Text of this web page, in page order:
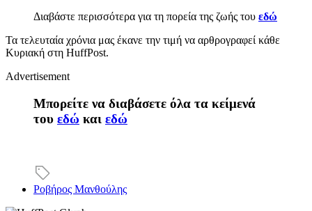
Διαβάστε περισσότερα για τη πορεία της ζωής του εδώ
Τα τελευταία χρόνια μας έκανε την τιμή να αρθρογραφεί κάθε
Κυριακή στη HuffPost.
Advertisement
Μπορείτε να διαβάσετε όλα τα κείμενά
του εδώ και εδώ
Ροβήρος Μανθούλης